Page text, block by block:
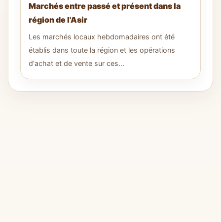
Marchés entre passé et présent dans la
région de l'Asir
Les marchés locaux hebdomadaires ont été
établis dans toute la région et les opérations
d'achat et de vente sur ces...